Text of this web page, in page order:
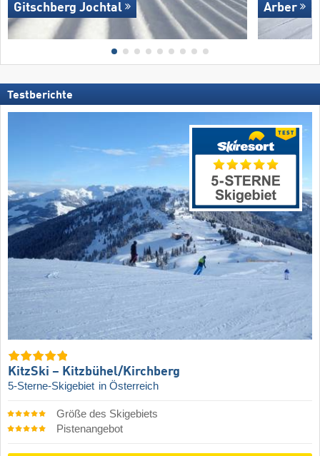
Gitschberg Jochtal Arber
Testberichte
KitzSki – Kitzbühel/​Kirchberg
5-Sterne-Skigebiet in Österreich
Größe des Skigebiets
Pistenangebot